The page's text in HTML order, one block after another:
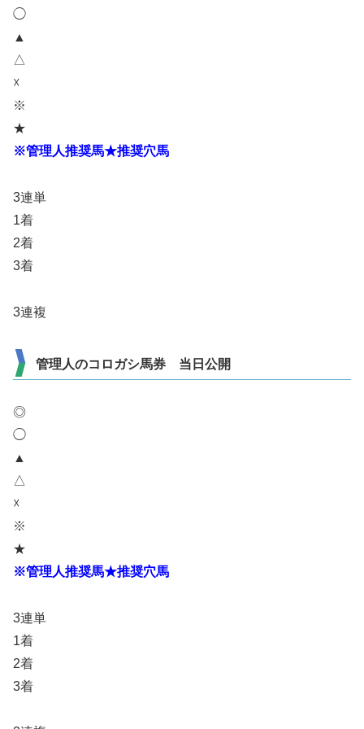
◯
▲
△
☓
※
★
※管理人推奨馬★推奨穴馬
3連単
1着
2着
3着
3連複
管理人のコロガシ馬券 当日公開
◎
◯
▲
△
☓
※
★
※管理人推奨馬★推奨穴馬
3連単
1着
2着
3着